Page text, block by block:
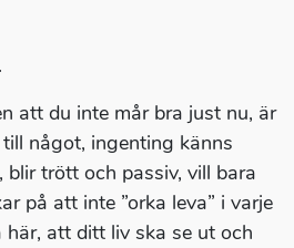
att du inte mår bra just nu, är
något, ingenting känns
trött och passiv, vill bara
på att inte ”orka leva” i varje
att ditt liv ska se ut och